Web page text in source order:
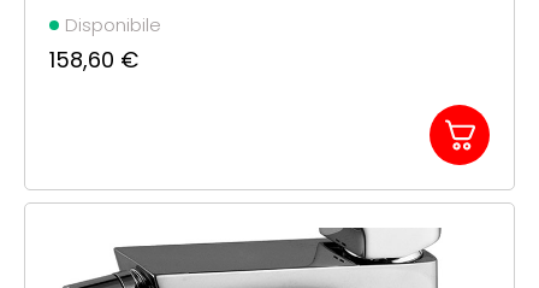
Disponibile
158,60 €